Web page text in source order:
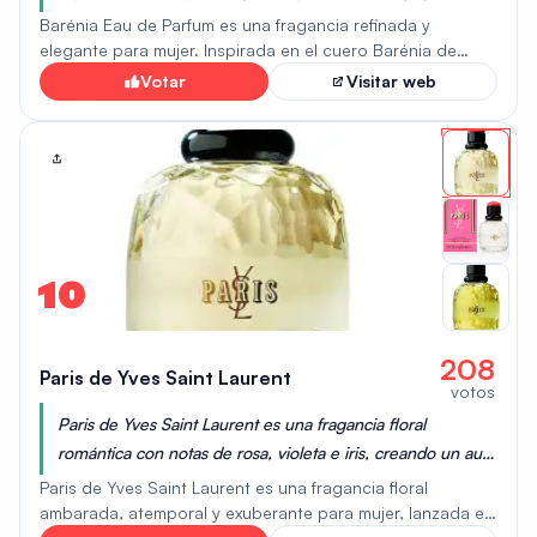
elegancia, perfecta para potenciar el encanto personal.
Barénia Eau de Parfum es una fragancia refinada y
elegante para mujer. Inspirada en el cuero Barénia de
Hermès, esta fragancia chipre combina sofisticación y
naturalidad, fusionando la elegancia tradicional con la
frescura moderna. Es un perfume para la piel que revela
una dualidad de fuerza y suavidad. La fragancia se abre
con notas únicas de lirio y bayas, envueltas en madera de
roble y un intenso pachulí. Con notas amaderadas, posee
un aroma rico, a cuero y amaderado, suavizado por el
pachulí y delicadas notas florales. Con una potencia
duradera, este perfume embriagador es ideal para
quienes buscan un aroma profundo y complejo.
Votar Visitar web
10
Paris de Yves Saint Laurent 208
votos
Paris de Yves Saint Laurent es una fragancia floral
romántica con notas de rosa, violeta e iris, creando un aura
femenina y sofisticada que atrae y seduce sutilmente.
Paris de Yves Saint Laurent es una fragancia floral
ambarada, atemporal y exuberante para mujer, lanzada en